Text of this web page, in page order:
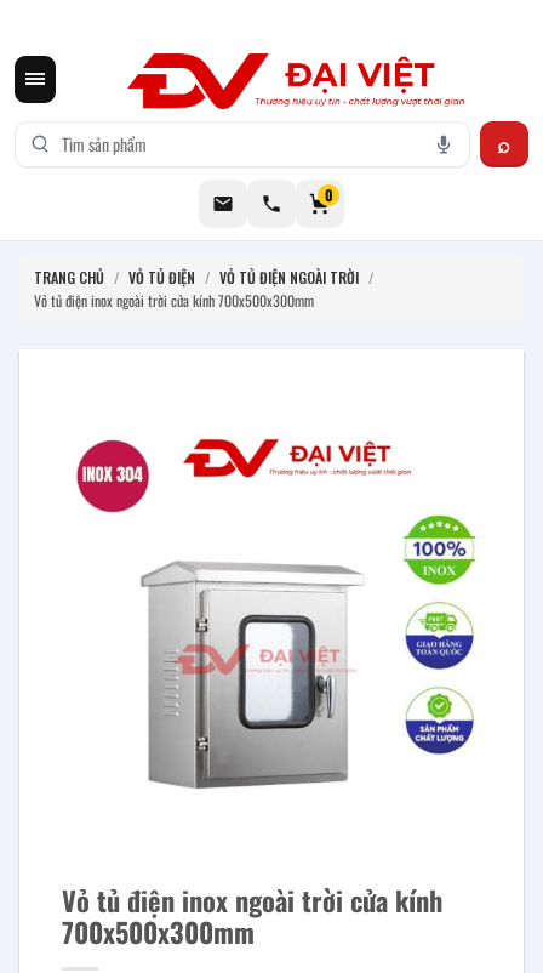
0
TRANG CHỦ / VỎ TỦ ĐIỆN / VỎ TỦ ĐIỆN NGOÀI TRỜI /
Vỏ tủ điện inox ngoài trời cửa kính 700x500x300mm
Vỏ tủ điện inox ngoài trời cửa kính
700x500x300mm